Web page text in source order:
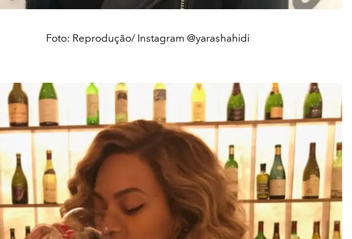
Foto: Reprodução/ Instagram @yarashahidi